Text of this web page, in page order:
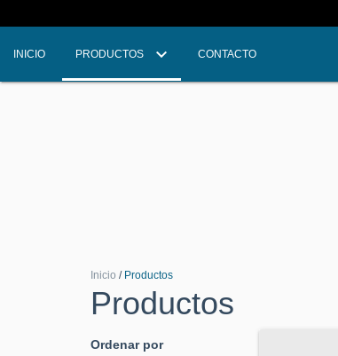
INICIO PRODUCTOS CONTACTO
Inicio / Productos
Productos
Ordenar por